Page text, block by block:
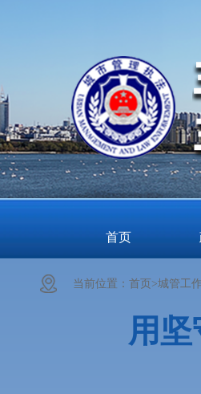
首页
当前位置： 首页>城管工
用